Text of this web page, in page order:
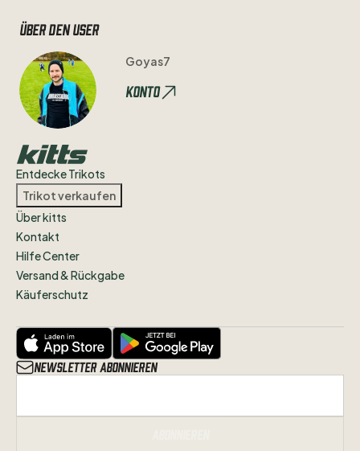
Über den user
Goyas7
Konto
Entdecke Trikots
Trikot verkaufen
Über kitts
Kontakt
Hilfe Center
Versand & Rückgabe
Käuferschutz
Newsletter abonnieren